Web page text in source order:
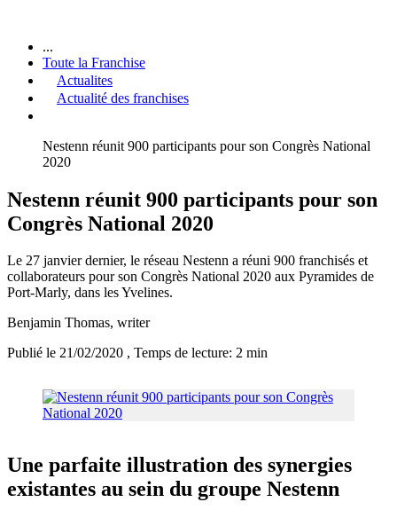
...
Toute la Franchise
Actualites
Actualité des franchises
Nestenn réunit 900 participants pour son Congrès National
2020
Nestenn réunit 900 participants pour son
Congrès National 2020
Le 27 janvier dernier, le réseau Nestenn a réuni 900 franchisés et
collaborateurs pour son Congrès National 2020 aux Pyramides de
Port-Marly, dans les Yvelines.
Benjamin Thomas, writer
Publié le 21/02/2020 , Temps de lecture: 2 min
Une parfaite illustration des synergies
existantes au sein du groupe Nestenn